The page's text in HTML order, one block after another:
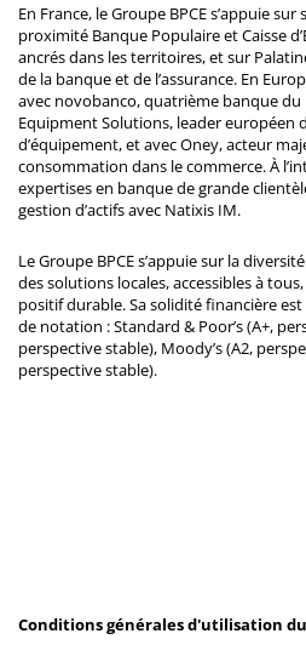
En France, le Groupe BPCE s’appuie
proximité Banque Populaire et Caisse
ancrés dans les territoires, et sur
de la banque et de l’assurance. En
avec novobanco, quatrième banque du
Equipment Solutions, leader européen
d’équipement, et avec Oney, acteur
consommation dans le commerce. À
expertises en banque de grande
gestion d’actifs avec Natixis IM.
Le Groupe BPCE s’appuie sur la
des solutions locales, accessibles à
positif durable. Sa solidité financière
de notation : Standard & Poor’s (A+,
perspective stable), Moody’s (A2,
perspective stable).
Conditions générales d'utilisation